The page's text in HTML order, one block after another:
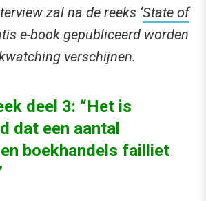
zal na de reeks ‘State of
e-book gepubliceerd worden
verschijnen.
deel 3: “Het is
dat een aantal
boekhandels failliet